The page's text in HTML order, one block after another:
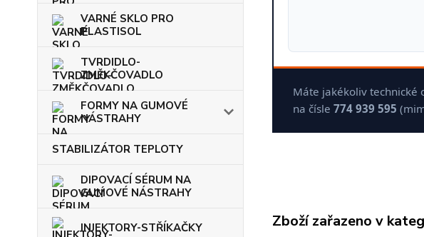
VARNÉ SKLO PRO
PLASTISOL
TVRDIDLO-
ZMĚKČOVADLO
FORMY NA GUMOVÉ
NÁSTRAHY
STABILIZÁTOR TEPLOTY
DIPOVACÍ SÉRUM NA
GUMOVÉ NÁSTRAHY
INJEKTORY-STŘÍKAČKY
Máte jakékoliv technické
na čísle 774 939 595
Zboží zařazeno v